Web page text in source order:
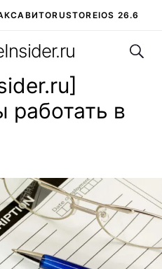
АВИТОRUSTOREIOS 26.6
ЧАТ В ROBLOX
в